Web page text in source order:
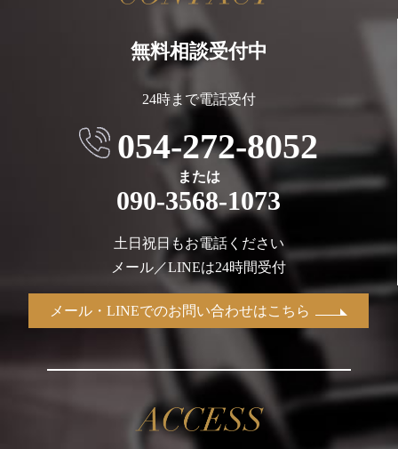
無料相談受付中
24時まで電話受付
054-272-8052
または
090-3568-1073
土日祝日もお電話ください
メール／LINEは24時間受付
メール・LINEでのお問い合わせはこちら